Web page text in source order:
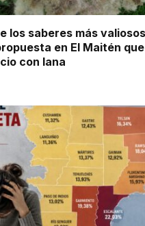
los saberes más
en El Maitén
con lana